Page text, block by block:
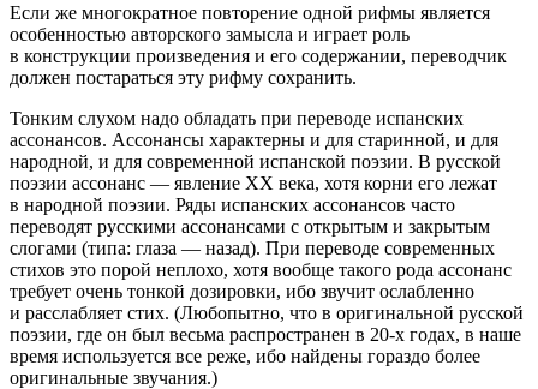
Если же многократное повторение одной рифмы является
особенностью авторского замысла и играет роль
в конструкции произведения и его содержании, переводчик
должен постараться эту рифму сохранить.
Тонким слухом надо обладать при переводе испанских
ассонансов. Ассонансы характерны и для старинной, и для
народной, и для современной испанской поэзии. В русской
поэзии ассонанс — явление ХХ века, хотя корни его лежат
в народной поэзии. Ряды испанских ассонансов часто
переводят русскими ассонансами с открытым и закрытым
слогами (типа: глаза — назад). При переводе современных
стихов это порой неплохо, хотя вообще такого рода ассонанс
требует очень тонкой дозировки, ибо звучит ослабленно
и расслабляет стих. (Любопытно, что в оригинальной русской
поэзии, где он был весьма распространен в 20-х годах, в наше
время используется все реже, ибо найдены гораздо более
оригинальные звучания.)